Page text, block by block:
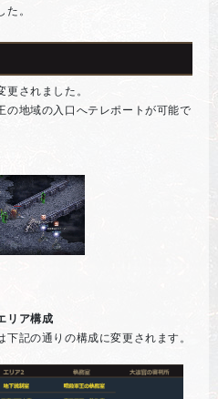
。
されました。
の地域の入口へテレポートが可能で
リア構成
記の通りの構成に変更されます。